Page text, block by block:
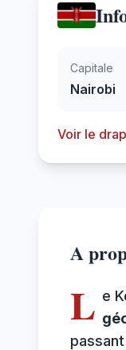
Capitale
Nairobi
Voir le
A
L e